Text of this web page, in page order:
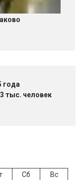
года
тыс. человек
Сб Вс